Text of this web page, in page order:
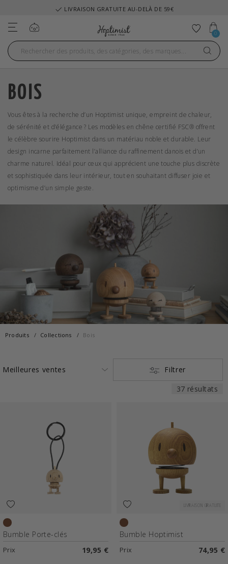
LIVRAISON RAPIDE SOUS 3-5 JOURS OUVRABLES
0
BOIS
Vous êtes à la recherche d’un Hoptimist unique, empreint de chaleur,
de sérénité et d’élégance ? Les modèles en chêne certifié FSC® offrent
le célèbre sourire Hoptimist dans un matériau noble et durable. Leur
design incarne parfaitement l’alliance du raffinement danois et d’un
charme naturel. Idéal pour ceux qui apprécient une touche plus discrète
et sophistiquée dans leur intérieur, tout en souhaitant diffuser joie et
optimisme d’un simple geste.
Produits Collections Bois
Filtrer
37 résultats
Chêne brut
Bumble Porte-clés
Prix 19,95 €
LIVRAISON GRATUITE
Chêne
Bumble Hoptimist
Prix 74,95 €